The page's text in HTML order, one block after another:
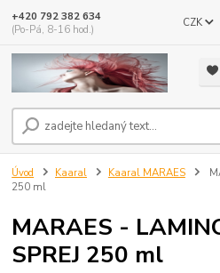
CZK
+420 792 382 634
(Po-Pá, 8-16 hod.)
Úvod Kaaral Kaaral MARAES
250 ml
MARAES -
SPREJ 250 ml